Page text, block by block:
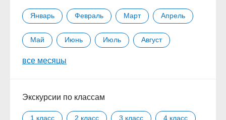
Январь Февраль Март Апрель
Май Июнь Июль Август
Сентябрь
все месяцы
Экскурсии по классам
1 класс 2 класс 3 класс 4 класс